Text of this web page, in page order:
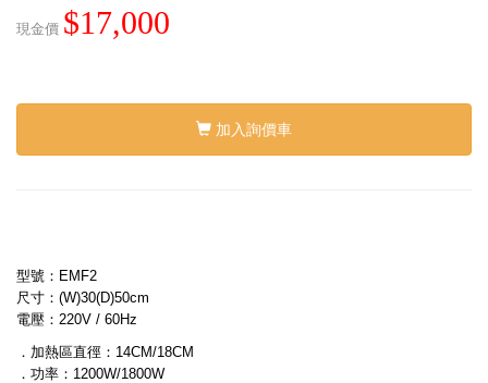
現金價 $17,000
加入詢價車
型號：EMF2
尺寸：(W)30(D)50cm
電壓：220V / 60Hz
．加熱區直徑：14CM/18CM
．功率：1200W/1800W